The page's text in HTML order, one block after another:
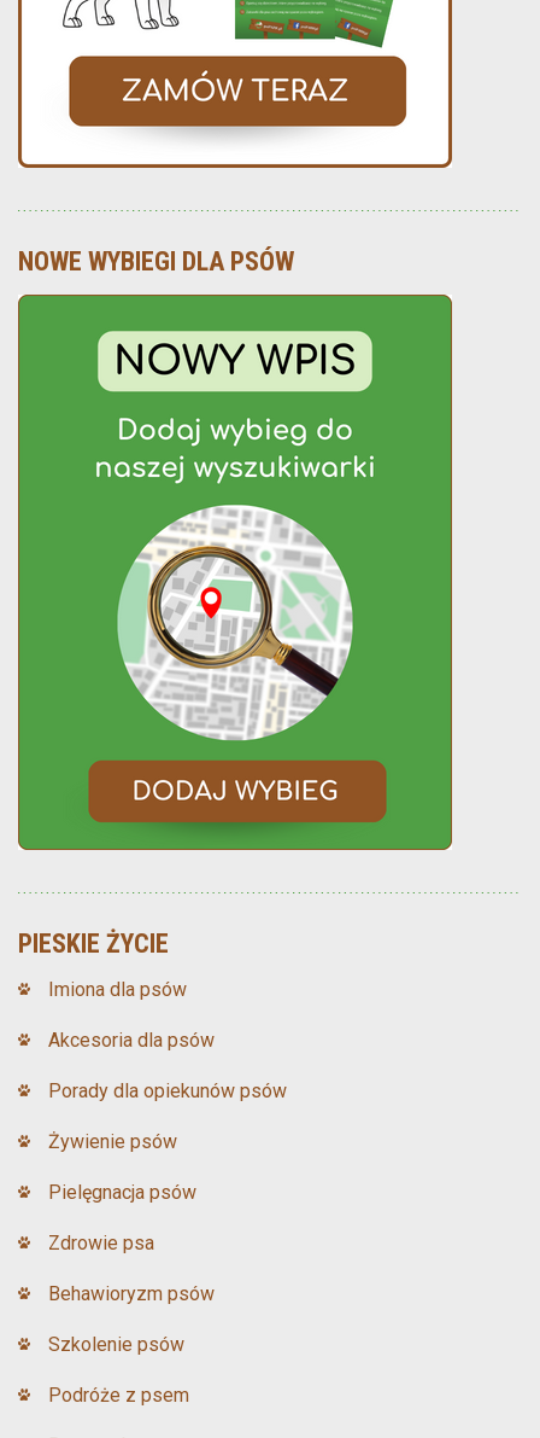
NOWE WYBIEGI DLA PSÓW
PIESKIE ŻYCIE
Imiona dla psów
Akcesoria dla psów
Porady dla opiekunów psów
Żywienie psów
Pielęgnacja psów
Zdrowie psa
Behawioryzm psów
Szkolenie psów
Podróże z psem